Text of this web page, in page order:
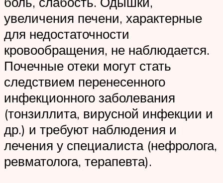
увеличения печени, характерные
для недостаточности
кровообращения, не наблюдается.
Почечные отеки могут стать
следствием перенесенного
инфекционного заболевания
(тонзиллита, вирусной инфекции и
др.) и требуют наблюдения и
лечения у специалиста (нефролога,
ревматолога, терапевта).